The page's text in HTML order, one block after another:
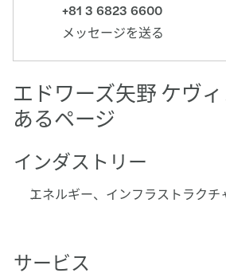
+81 3 6823 6600
メッセージを送る
エドワーズ矢野 ケヴ
あるページ
インダストリー
エネルギー、インフラストラクチ
サービス